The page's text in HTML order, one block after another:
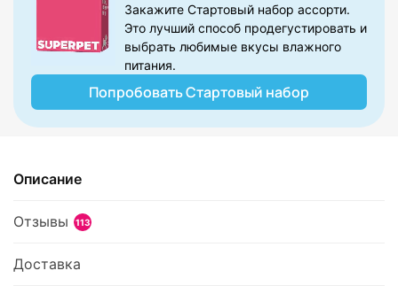
Закажите Стартовый набор ассорти.
Это лучший способ продегустировать и
выбрать любимые вкусы влажного
питания.
Попробовать Стартовый набор
Описание
Отзывы 113
Доставка